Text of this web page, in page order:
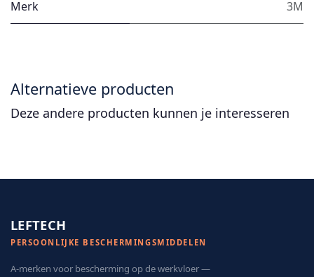
Merk 3M
Alternatieve producten
Deze andere producten kunnen je interesseren
LEFTECH
PERSOONLIJKE BESCHERMINGSMIDDELEN
A-merken voor bescherming op de werkvloer —